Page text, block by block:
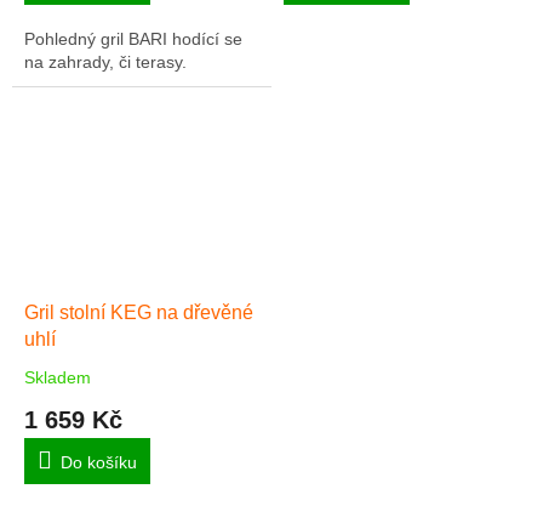
5
hvězdiček.
Pohledný gril BARI hodící se
na zahrady, či terasy.
Gril stolní KEG na dřevěné
uhlí
Průměrné
produktu
4,8
Skladem
1 659 Kč
Do košíku